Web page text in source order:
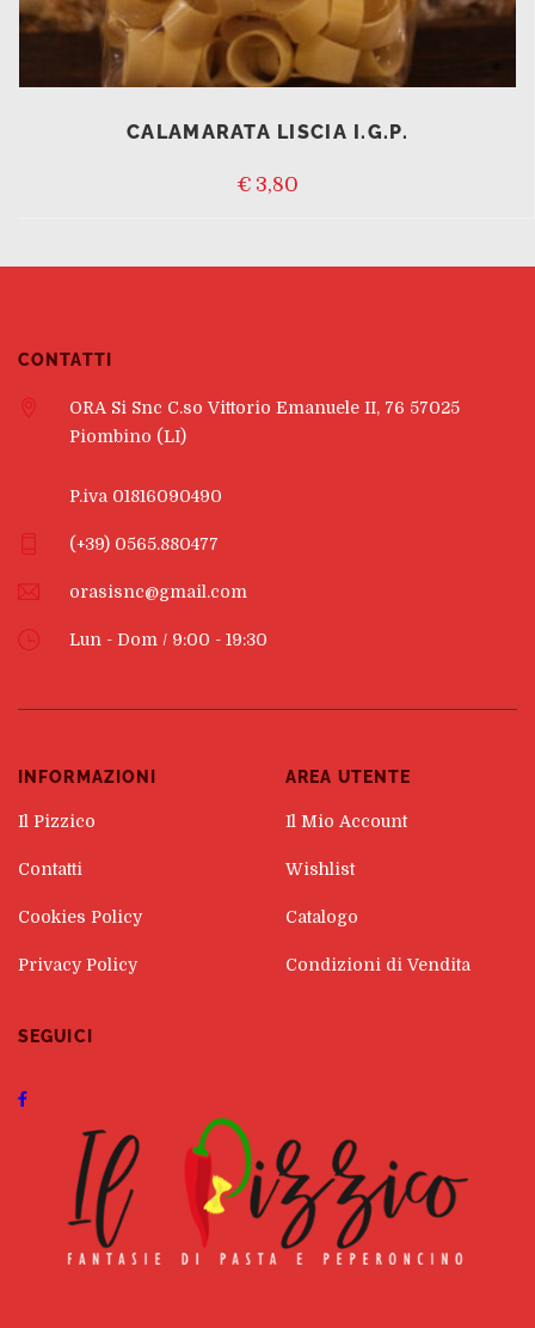
CALAMARATA LISCIA I.G.P.
€ 3,80
CONTATTI
(+39) 0565.880477
ORA Si Snc C.so Vittorio Emanuele II, 76 57025
Piombino (LI)
P.iva 01816090490
orasisnc@gmail.com
Lun - Dom / 9:00 - 19:30
INFORMAZIONI
Il Pizzico
Contatti
Cookies Policy
Privacy Policy
AREA UTENTE
Il Mio Account
Wishlist
Catalogo
Condizioni di Vendita
SEGUICI